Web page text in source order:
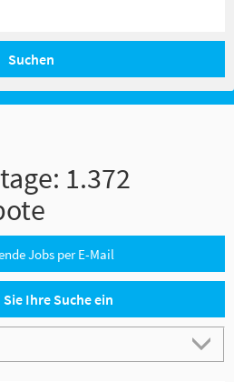
Suchen
1.372
Jobs per E-Mail
Ihre Suche ein